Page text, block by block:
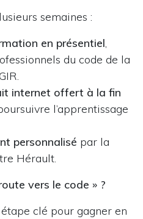
semaines :
en présentiel,
du code de la
internet offert à la fin
l’apprentissage
personnalisé par la
Hérault.
vers le code » ?
clé pour gagner en